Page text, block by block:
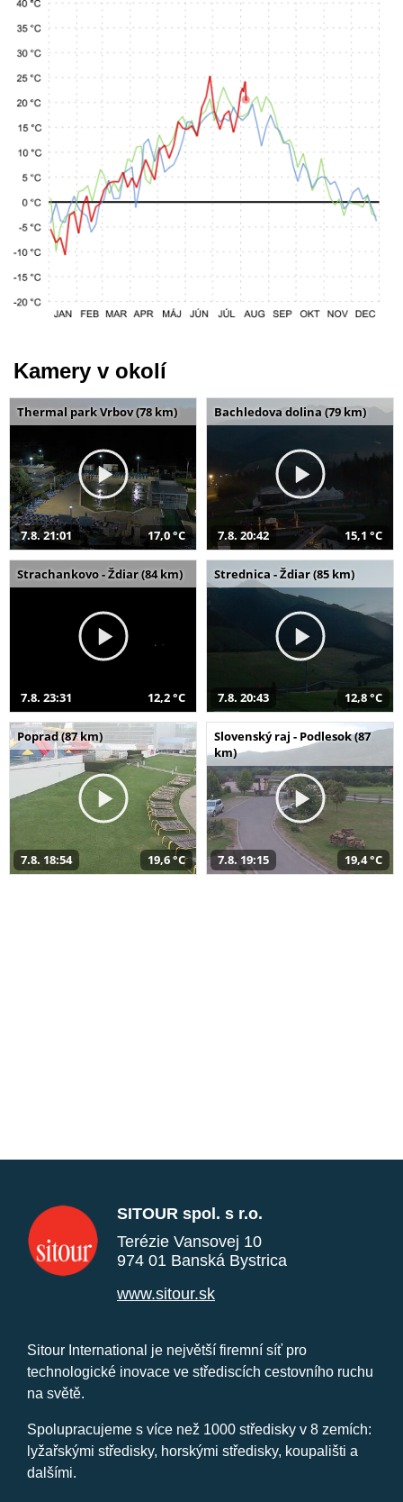
Kamery v okolí
Thermal park Vrbov (78 km)
7.8. 21:01 17,0 °C
Bachledova dolina (79 km)
7.8. 20:42 15,1 °C
Strachankovo - Ždiar (84 km)
7.8. 23:31 12,2 °C
Strednica - Ždiar (85 km)
7.8. 20:43 12,8 °C
Poprad (87 km)
7.8. 18:54 19,6 °C
Slovenský raj - Podlesok (87
km)
7.8. 19:15 19,4 °C
SITOUR spol. s r.o.
Terézie Vansovej 10
974 01 Banská Bystrica
www.sitour.sk
Sitour International je největší firemní síť pro
technologické inovace ve střediscích cestovního ruchu
na světě.
Spolupracujeme s více než 1000 středisky v 8 zemích:
lyžařskými středisky, horskými středisky, koupališti a
dalšími.